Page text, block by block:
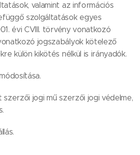
valamint az információs
szolgáltatások egyes
évi CVIII. törvény vonatkozó
jogszabályok kötelező
külön kikötés nélkül is irányadók.
jogi mű szerzői jogi védelme,